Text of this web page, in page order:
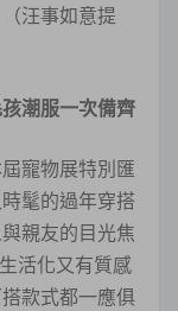
汪事如意提
潮服一次備齊
寵物展特別匯
髦的過年穿搭
親友的目光焦
活化又有質感
款式都一應俱